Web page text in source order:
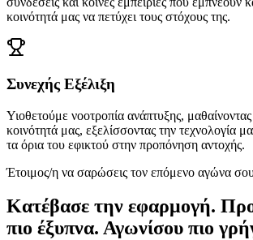
κοινότητά μας να πετύχει τους στόχους της.
Συνεχής Εξέλιξη
Υιοθετούμε νοοτροπία ανάπτυξης,
κοινότητά μας, εξελίσσοντας την τεχνολογία
τα όρια του εφικτού στην προπόνηση αντοχής.
Έτοιμος/η να σαρώσεις τον επόμενο αγώνα
Κατέβασε την εφαρμογή.
πιο έξυπνα. Αγωνίσου πιο